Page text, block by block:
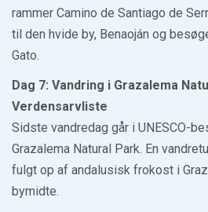
rammer Camino de Santiago de
til den hvide by, Benaoján og
Gato.
Dag 7: Vandring i Grazalema
Verdensarvliste
Sidste vandredag går i UNESCO-
Grazalema Natural Park. En
fulgt op af andalusisk frokost i
bymidte.